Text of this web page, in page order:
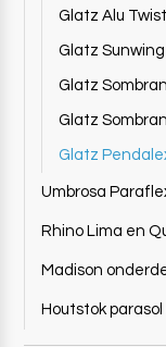
Glatz Alu
Glatz
Glatz
Glatz
Glatz
Umbrosa
Rhino Lima en
Madison
Houtstok